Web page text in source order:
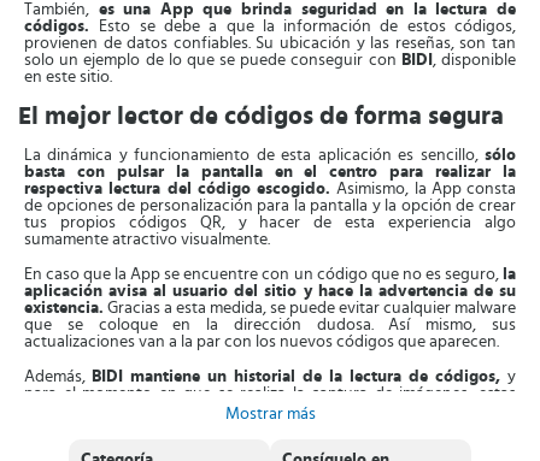
También, es una App que brinda seguridad en la lectura de
códigos.
Esto se debe a que la información de estos códigos,
provienen de datos confiables. Su ubicación y las reseñas, son tan
solo un ejemplo de lo que se puede conseguir con BIDI , disponible
en este sitio.
El mejor lector de códigos de forma segura
La dinámica y funcionamiento de esta aplicación es sencillo, sólo
basta con pulsar la pantalla en el centro para realizar la
respectiva lectura del código escogido.Asimismo, la App consta
de opciones de personalización para la pantalla y la opción de crear
tus propios códigos QR, y hacer de esta experiencia algo
sumamente atractivo visualmente.
En caso que la App se encuentre con un código que no es seguro, la
aplicación avisa al usuario del sitio y hace la advertencia de su
existencia. Gracias a esta medida, se puede evitar cualquier malware
que se coloque en la dirección dudosa. Así mismo, sus
actualizaciones van a la par con los nuevos códigos que aparecen.
Además, BIDI mantiene un historial de la lectura de códigos, y
para el momento en que se realiza la captura de imágenes, estas
cuentan con una excelente definición
Mostrar más